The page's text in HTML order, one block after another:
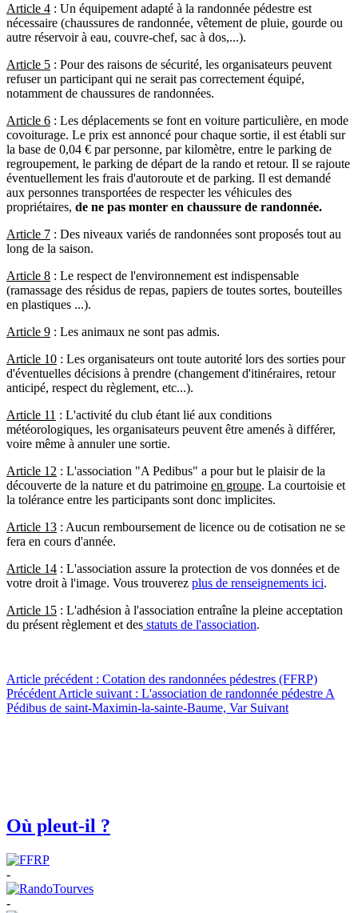
Article 4 : Un équipement adapté à la randonnée pédestre est
nécessaire (chaussures de randonnée, vêtement de pluie, gourde ou
autre réservoir à eau, couvre-chef, sac à dos,...).
Article 5 : Pour des raisons de sécurité, les organisateurs peuvent
refuser un participant qui ne serait pas correctement équipé,
notamment de chaussures de randonnées.
Article 6 : Les déplacements se font en voiture particulière, en mode
covoiturage. Le prix est annoncé pour chaque sortie, il est établi sur
la base de 0,04 € par personne, par kilomètre, entre le parking de
regroupement, le parking de départ de la rando et retour. Il se rajoute
éventuellement les frais d'autoroute et de parking. Il est demandé
aux personnes transportées de respecter les véhicules des
propriétaires, de ne pas monter en chaussure de randonnée.
Article 7 : Des niveaux variés de randonnées sont proposés tout au
long de la saison.
Article 8 : Le respect de l'environnement est indispensable
(ramassage des résidus de repas, papiers de toutes sortes, bouteilles
en plastiques ...).
Article 9 : Les animaux ne sont pas admis.
Article 10 : Les organisateurs ont toute autorité lors des sorties pour
d'éventuelles décisions à prendre (changement d'itinéraires, retour
anticipé, respect du règlement, etc...).
Article 11 : L'activité du club étant lié aux conditions
météorologiques, les organisateurs peuvent être amenés à différer,
voire même à annuler une sortie.
Article 12 : L'association "A Pedibus" a pour but le plaisir de la
découverte de la nature et du patrimoine en groupe. La courtoisie et
la tolérance entre les participants sont donc implicites.
Article 13 : Aucun remboursement de licence ou de cotisation ne se
fera en cours d'année.
Article 14 : L'association assure la protection de vos données et de
votre droit à l'image. Vous trouverez plus de renseignements ici.
Article 15 : L'adhésion à l'association entraîne la pleine acceptation
du présent règlement et des statuts de l'association.
Article précédent : Cotation des randonnées pédestres (FFRP)
Précédent Article suivant : L'association de randonnée pédestre A
Pédibus de saint-Maximin-la-sainte-Baume, Var Suivant
Où pleut-il ?
-
-